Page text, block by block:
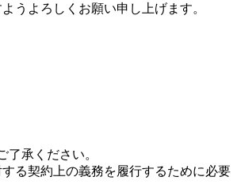
うよろしくお願い申し上げます。
承ください。
る契約上の義務を履行するために必要